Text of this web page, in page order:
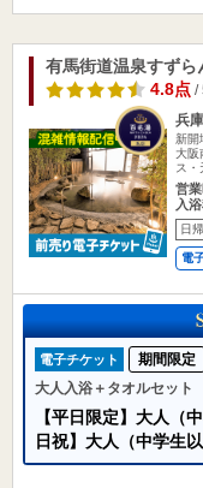
有馬街道温泉すずら
4.8点/
兵
新開
大阪
ス・
営
入
日
電
電子チケット
期間限定
大人入浴＋タオルセット
【平日限定】大人（
日祝】大人（中学生